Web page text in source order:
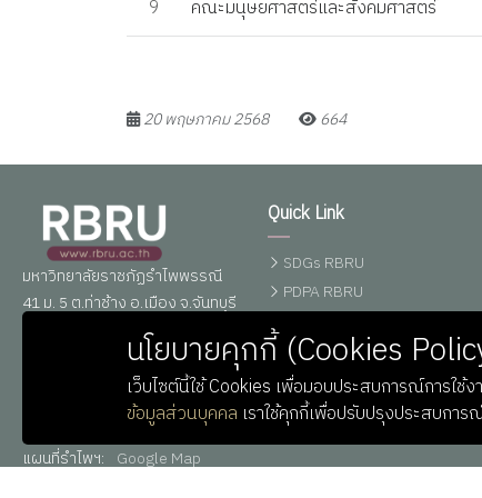
9 คณะมนุษยศาสตร์และสังคมศาสตร์
20 พฤษภาคม 2568 664
มหาวิทยาลัยราชภัฏรำไพพรรณี
41 ม. 5 ต.ท่าช้าง อ.เมือง จ.จันทบุรี
โทรศัพท์ : 039-319111 ต่อ
อีเมลล์ : saraban@rbru.ac.th
Line
แผนที่รำไพฯ: Google Map
Quick Link
SDGs RBRU
PDPA RBRU
อิเล็กทรอนิกส์ทางราชการ
นโยบายคุกกี้ (Cookies
เว็บไซต์นี้ใช้ Cookies เพื่อมอบประสบการณ์การใช้
ข้อมูลส่วนบุคคล เราใช้คุกกี้เพื่อปรับปรุงประสบกา